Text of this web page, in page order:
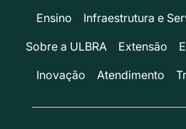
Ensino Infraestrutura e
Sobre a ULBRA
Extensão
Inovação
Atendimento